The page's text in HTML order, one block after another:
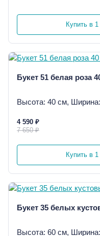
Купить в 1
Букет 51 белая роза
Высота: 40 см,
4 590 ₽
7 650 ₽
Купить в 1
Букет 35 белых
Высота: 60 см,